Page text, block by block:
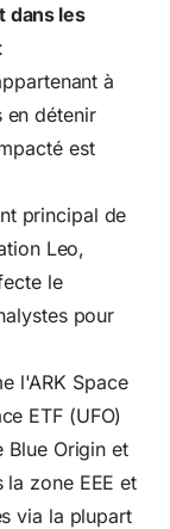
dans les
à
en détenir
est
principal de
Leo,
le
pour
l'ARK Space
ETF (UFO)
Blue Origin et
la zone EEE et
via la plupart